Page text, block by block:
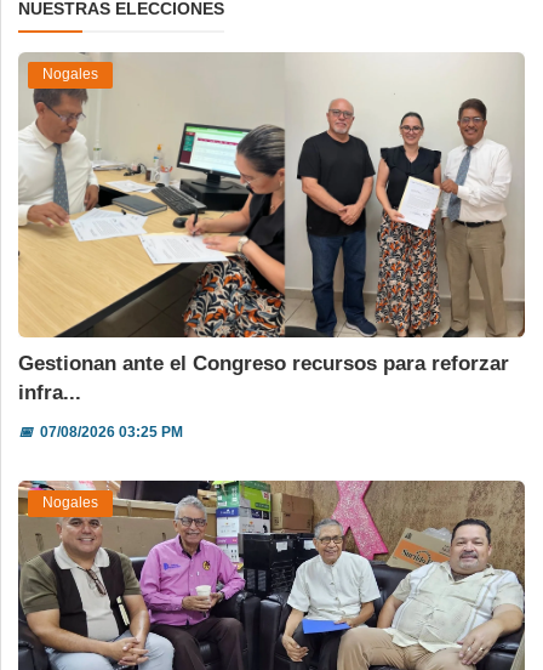
NUESTRAS ELECCIONES
Nogales
Gestionan ante el Congreso recursos para reforzar
infra...
📅07/08/2026 03:25 PM
Nogales